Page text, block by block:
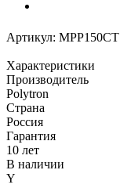
Артикул: MPP150CT
Характеристики
Производитель
Polytron
Страна
Россия
Гарантия
10 лет
В наличии
Y